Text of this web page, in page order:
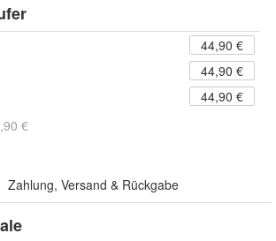
44,90 €
44,90 €
44,90 €
€
Zahlung, Versand & Rückgabe